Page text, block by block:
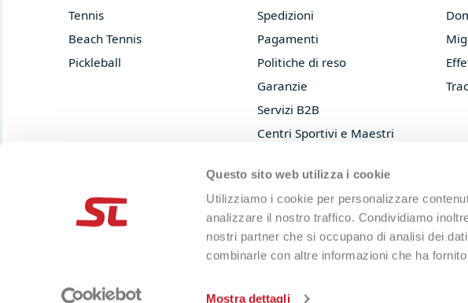
Questo sito web utilizza i cookie
Utilizziamo i cookie per personalizzare
analizzare il nostro traffico. Condividiamo
nostri partner che si occupano di analisi dei
combinarle con altre informazioni che ha
Mostra dettagli
Tennis
Beach Tennis
Pickleball
Spedizioni
Pagamenti
Politiche di reso
Garanzie
Servizi B2B
Centri Sportivi e Maestri
Privacy Policy
Cookie Policy